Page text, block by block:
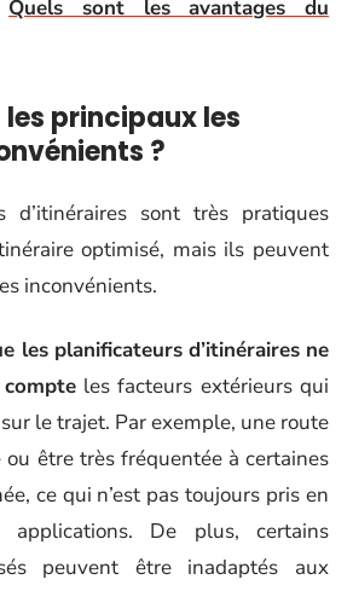
Quels sont les avantages du
les principaux les
?
d’itinéraires sont très pratiques
optimisé, mais ils peuvent
inconvénients.
les planificateurs d’itinéraires ne
les facteurs extérieurs qui
le trajet. Par exemple, une route
être très fréquentée à certaines
ce qui n’est pas toujours pris en
De plus, certains
peuvent être inadaptés aux